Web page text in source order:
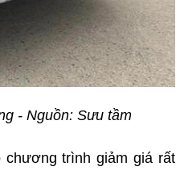
- Nguồn: Sưu tầm
chương trình giảm giá rất